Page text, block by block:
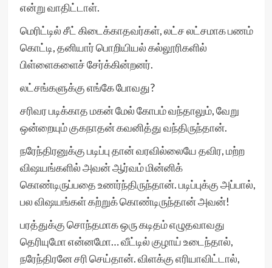
என்று வாதிட்டாள்.
மெரிட்டில் சீட் கிடைக்காதவர்கள், லட்ச லட்சமாக பணம்
கொட்டி, தனியார் பொறியியல் கல்லூரிகளில்
பிள்ளைகளைச் சேர்க்கின்றனர்.
லட்சங்களுக்கு எங்கே போவது?
சரிவர படிக்காத மகன் மேல் கோபம் வந்தாலும், வேறு
ஒன்றையும் குகநாதன் கவனித்து வந்திருந்தான்.
நரேந்திரனுக்கு படிப்பு தான் வரவில்லையே தவிர, மற்ற
விஷயங்களில் அவன் ஆர்வம் மின்னிக்
கொண்டிருப்பதை உணர்ந்திருந்தான். படிப்புக்கு அப்பால்,
பல விஷயங்கள் கற்றுக் கொண்டிருந்தான் அவன்!
பரத்துக்கு சொந்தமாக ஒரு கடிதம் எழுதவாவது
தெரியுமோ என்னமோ… வீட்டில் குழாய் உடைந்தால்,
நரேந்திரனே சரி செய்தான். விளக்கு எரியாவிட்டால்,